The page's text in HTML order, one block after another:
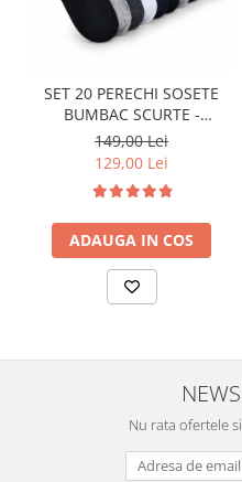
SET 20 PERECHI SOSETE
BUMBAC SCURTE -
MULTICOLOR - BARBATI
149,00 Lei
129,00 Lei
ADAUGA IN COS
Nu rata ofertele